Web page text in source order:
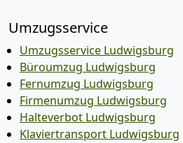
Umzugsservice
Umzugsservice Ludwigsburg
Büroumzug Ludwigsburg
Fernumzug Ludwigsburg
Firmenumzug Ludwigsburg
Halteverbot Ludwigsburg
Klaviertransport Ludwigsburg